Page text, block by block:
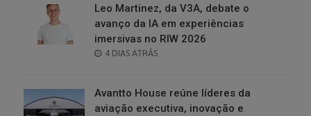
Leo Martinez, da V3A, debate o
avanço da IA em experiências
imersivas no RIW 2026
POSTED
4 DIAS ATRÁS
Avantto House reúne líderes da
aviação executiva, inovação e